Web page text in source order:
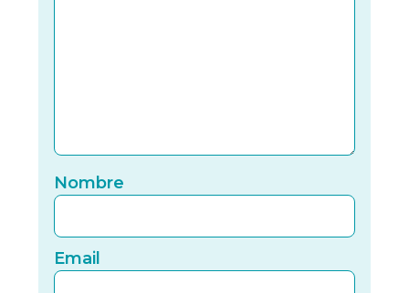
Nombre
Email